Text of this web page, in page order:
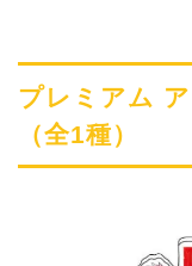
プレミアム
（全1種）